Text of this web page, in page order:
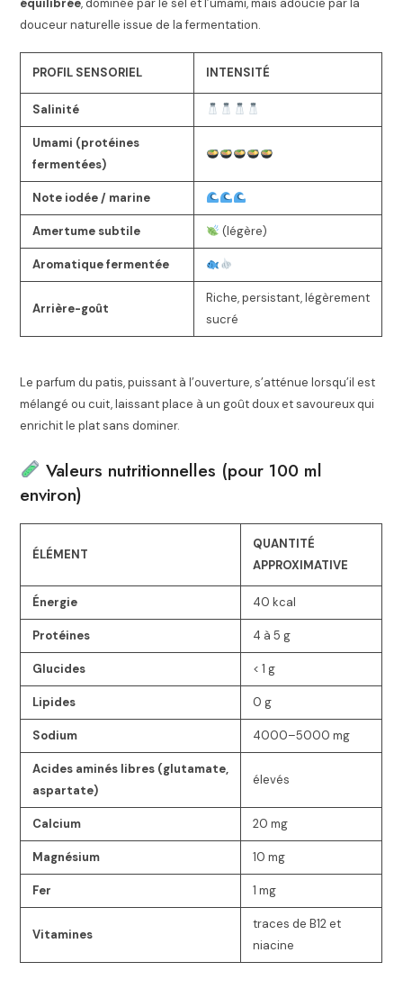
équilibrée, dominée par le sel et l’umami, mais adoucie par la
douceur naturelle issue de la fermentation.
PROFIL SENSORIEL INTENSITÉ
Salinité
Umami (protéines
fermentées)
Note iodée / marine
Amertume subtile (légère)
Aromatique fermentée
Arrière-goût
Riche, persistant, légèrement
sucré
Le parfum du patis, puissant à l’ouverture, s’atténue lorsqu’il est
mélangé ou cuit, laissant place à un goût doux et savoureux qui
enrichit le plat sans dominer.
Valeurs nutritionnelles (pour 100 ml
environ)
ÉLÉMENT
QUANTITÉ
APPROXIMATIVE
Énergie 40 kcal
Protéines 4 à 5 g
Glucides < 1 g
Lipides 0 g
Sodium 4000–5000 mg
Acides aminés libres (glutamate,
aspartate)
élevés
Calcium 20 mg
Magnésium 10 mg
Fer 1 mg
Vitamines
traces de B12 et
niacine